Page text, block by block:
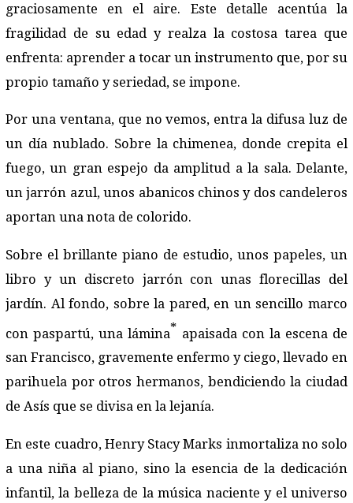
graciosamente en el aire. Este detalle acentúa la
fragilidad de su edad y realza la costosa tarea que
enfrenta: aprender a tocar un instrumento que, por su
propio tamaño y seriedad, se impone.
Por una ventana, que no vemos, entra la difusa luz de
un día nublado. Sobre la chimenea, donde crepita el
fuego, un gran espejo da amplitud a la sala. Delante,
un jarrón azul, unos abanicos chinos y dos candeleros
aportan una nota de colorido.
Sobre el brillante piano de estudio, unos papeles, un
libro y un discreto jarrón con unas florecillas del
jardín. Al fondo, sobre la pared, en un sencillo marco
con paspartú, una lámina* apaisada con la escena de
san Francisco, gravemente enfermo y ciego, llevado en
parihuela por otros hermanos, bendiciendo la ciudad
de Asís que se divisa en la lejanía.
En este cuadro, Henry Stacy Marks inmortaliza no solo
a una niña al piano, sino la esencia de la dedicación
infantil, la belleza de la música naciente y el universo